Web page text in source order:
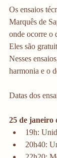
Os ensaios
Marquês de
onde ocorre o
Eles são
Nesses
harmonia e o
Datas dos
25 de janeiro
19h:
20h40: